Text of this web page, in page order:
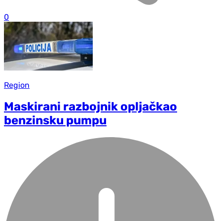
0
Region
Maskirani razbojnik opljačkao
benzinsku pumpu